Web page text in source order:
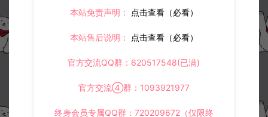
本站免责声明： 点击查看（必看）
本站售后说明： 点击查看（必看）
官方交流QQ群：620517548(已满)
官方交流④群：1093921977
终身会员专属QQ群：720209672（仅限终